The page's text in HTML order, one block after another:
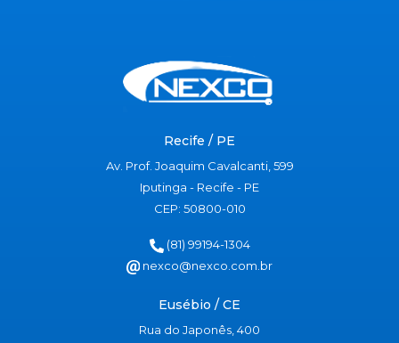
Recife / PE
Av. Prof. Joaquim Cavalcanti, 599
Iputinga - Recife - PE
CEP: 50800-010
(81) 99194-1304
nexco@nexco.com.br
Eusébio / CE
Rua do Japonês, 400